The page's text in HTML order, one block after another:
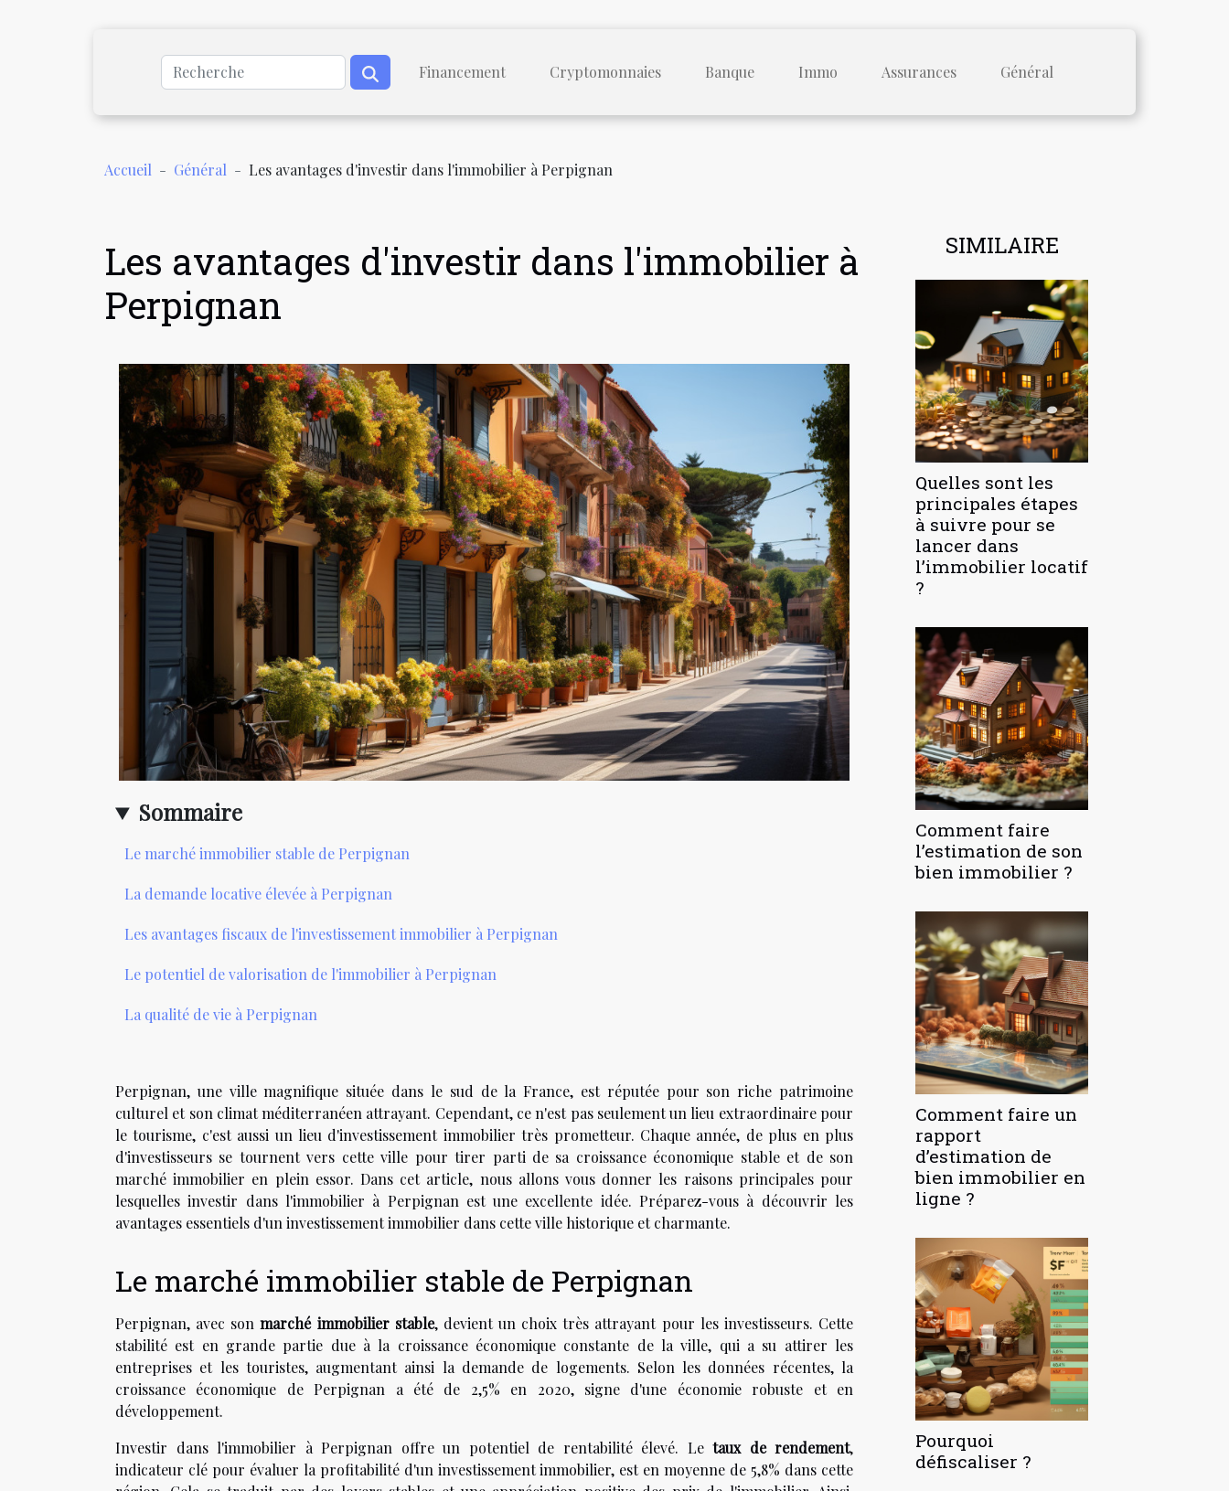
Financement Cryptomonnaies Banque Immo Assurances Général
Accueil Général Les avantages d'investir dans l'immobilier à Perpignan
Les avantages d'investir dans l'immobilier à
Perpignan
Sommaire
Le marché immobilier stable de Perpignan
La demande locative élevée à Perpignan
Les avantages fiscaux de l'investissement immobilier à Perpignan
Le potentiel de valorisation de l'immobilier à Perpignan
La qualité de vie à Perpignan
Perpignan, une ville magnifique située dans le sud de la France, est réputée pour son riche patrimoine
culturel et son climat méditerranéen attrayant. Cependant, ce n'est pas seulement un lieu extraordinaire pour
le tourisme, c'est aussi un lieu d'investissement immobilier très prometteur. Chaque année, de plus en plus
d'investisseurs se tournent vers cette ville pour tirer parti de sa croissance économique stable et de son
marché immobilier en plein essor. Dans cet article, nous allons vous donner les raisons principales pour
lesquelles investir dans l'immobilier à Perpignan est une excellente idée. Préparez-vous à découvrir les
avantages essentiels d'un investissement immobilier dans cette ville historique et charmante.
Le marché immobilier stable de Perpignan
Perpignan, avec sonmarché immobilier stable, devient un choix très attrayant pour les investisseurs. Cette
stabilité est en grande partie due à la croissance économique constante de la ville, qui a su attirer les
entreprises et les touristes, augmentant ainsi la demande de logements. Selon les données récentes, la
croissance économique de Perpignan a été de 2,5% en 2020, signe d'une économie robuste et en
développement.
Investir dans l'immobilier à Perpignan offre un potentiel de rentabilité élevé. Le taux de rendement,
indicateur clé pour évaluer la profitabilité d'un investissement immobilier, est en moyenne de 5,8% dans cette
SIMILAIRE
Quelles sont les
principales étapes
à suivre pour se
lancer dans
l’immobilier locatif
?
Comment faire
l’estimation de son
bien immobilier ?
Comment faire un
rapport
d’estimation de
bien immobilier en
ligne ?
Pourquoi
défiscaliser ?